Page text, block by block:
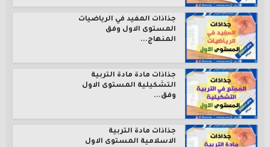
جذاذات المفيد في الرياضيات
المستوى الاول وفق
المنهاج...
جذاذات مادة مادة التربية
التشكيلية المستوى الاول
وفق...
جذاذات مادة التربية
الاسلامية المستوى الاول